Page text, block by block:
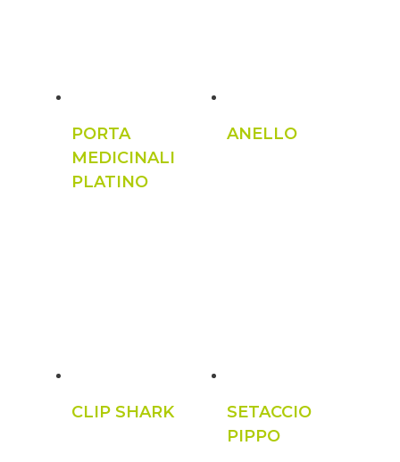
PORTA
MEDICINALI
PLATINO
ANELLO
CLIP SHARK
SETACCIO
PIPPO